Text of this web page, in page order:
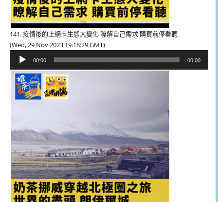
141. 疫情後的上網卡生態大變化 瞭解自己需求 購買前停看聽
(Wed, 29 Nov 2023 19:18:29 GMT)
播
器
00:00 00:00